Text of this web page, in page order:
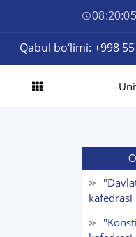
08:20:06
Qabul bo‘limi: +998
kafedrasi